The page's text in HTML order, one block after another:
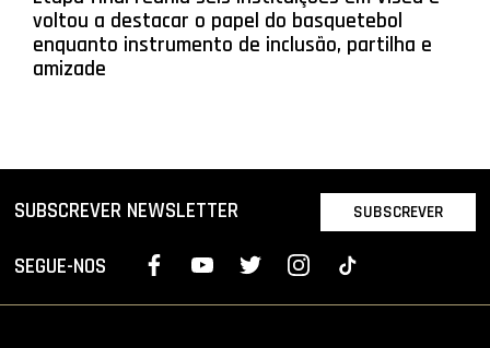
voltou a destacar o papel do basquetebol
enquanto instrumento de inclusão, partilha e
amizade
SUBSCREVER NEWSLETTER SUBSCREVER
SEGUE-NOS